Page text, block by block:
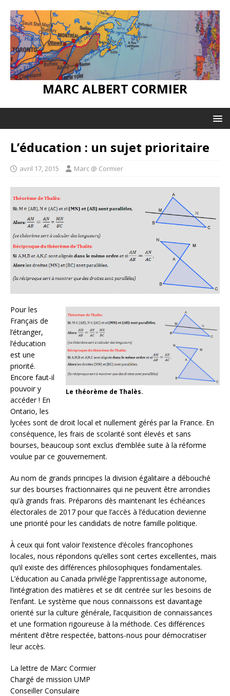
MARC ALBERT CORMIER
L’éducation : un sujet prioritaire
avril 17, 2015 Marc @ Cormier
Le théorème de Thalès.
Pour les
Français de
l’étranger,
l’éducation
est une
priorité.
Encore faut-il
pouvoir y
accéder ! En
Ontario, les
lycées sont de droit local et nullement gérés par la France. En
conséquence, les frais de scolarité sont élevés et sans
bourses, beaucoup sont exclus d’emblée suite à la réforme
voulue par ce gouvernement.
Au nom de grands principes la division égalitaire a débouché
sur des bourses fractionnaires qui ne peuvent être arrondies
qu’à grands frais. Préparons dès maintenant les échéances
électorales de 2017 pour que l’accès à l’éducation devienne
une priorité pour les candidats de notre famille politique.
À ceux qui font valoir l’existence d’écoles francophones
locales, nous répondons qu’elles sont certes excellentes, mais
qu’il existe des différences philosophiques fondamentales.
L’éducation au Canada privilégie l’apprentissage autonome,
l’intégration des matières et se dit centrée sur les besoins de
l’enfant. Le système que nous connaissons est davantage
orienté sur la culture générale, l’acquisition de connaissances
et une formation rigoureuse à la méthode. Ces différences
méritent d’être respectée, battons-nous pour démocratiser
leur accès.
La lettre de Marc Cormier
Chargé de mission UMP
Conseiller Consulaire